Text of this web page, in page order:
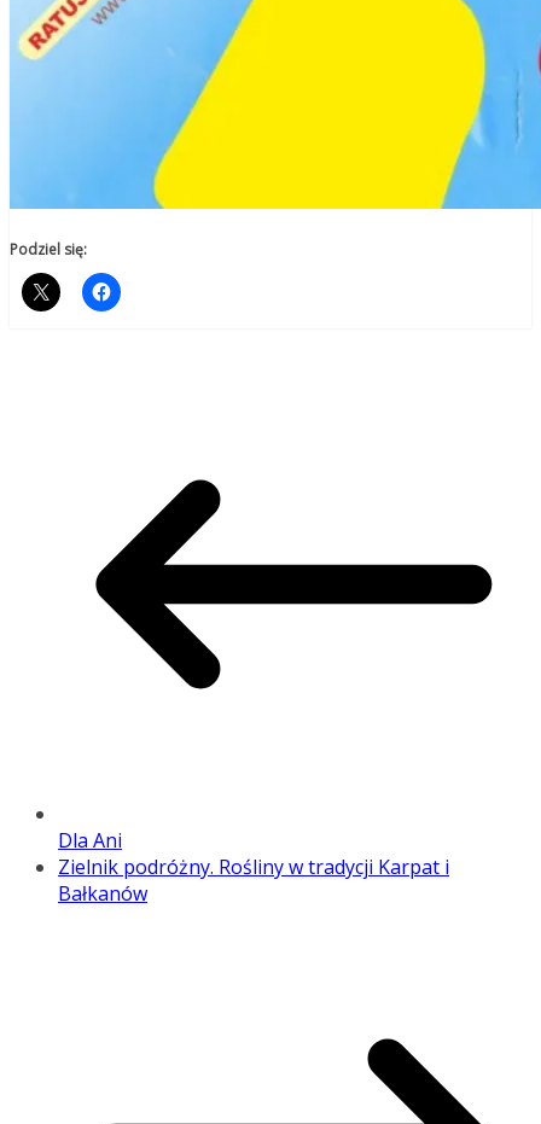
Podziel się:
Dla Ani
Zielnik podróżny. Rośliny w tradycji Karpat i
Bałkanów